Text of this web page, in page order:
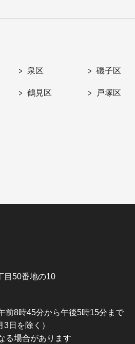
泉区 磯子区
鶴見区 戸塚区
目50番地の10
前8時45分から午後5時15分まで
日を除く）
る場合があります